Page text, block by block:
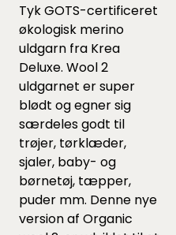
Tyk GOTS-certificeret
økologisk merino
uldgarn fra Krea
Deluxe. Wool 2
uldgarnet er super
blødt og egner sig
særdeles godt til
trøjer, tørklæder,
sjaler, baby- og
børnetøj, tæpper,
puder mm. Denne nye
version af Organic